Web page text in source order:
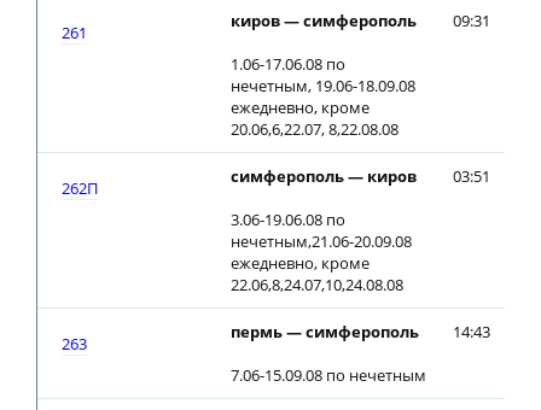
261
киров — симферополь
1.06-17.06.08 по
нечетным, 19.06-18.09.08
ежедневно, кроме
20.06,6,22.07, 8,22.08.08
09:31
262П
симферополь — киров
3.06-19.06.08 по
нечетным,21.06-20.09.08
ежедневно, кроме
22.06,8,24.07,10,24.08.08
03:51
263
пермь — симферополь
7.06-15.09.08 по нечетным
14:43